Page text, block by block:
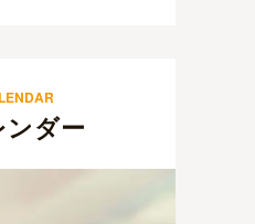
ダー